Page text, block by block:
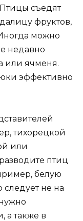
съедят
фруктов,
можно
недавно
или ячменя.
эффективно
тихорецкой
или
птиц
белую
следует не на
а также в